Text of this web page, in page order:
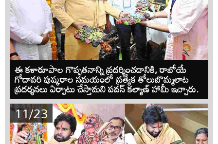
ఈ కళారూపాల గొప్పతనాన్ని ప్రదర్శించడానికి, రాబోయే
గోదావరి పుష్కరాల సమయంలో ప్రత్యేక తోలుబొమ్మలాట
ప్రదర్శనలు ఏర్పాటు చేస్తామని పవన్ కల్యాణ్ హామీ ఇచ్చారు.
11/23